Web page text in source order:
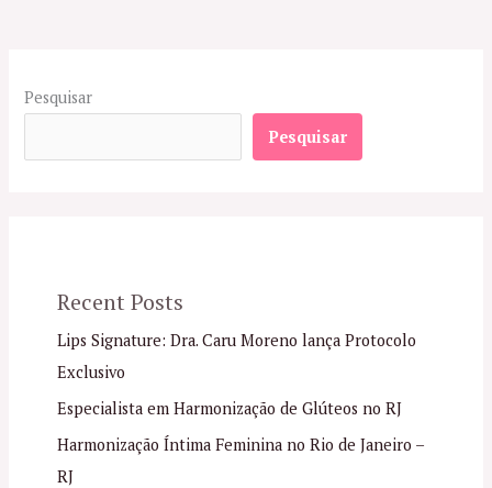
Pesquisar
Pesquisar
Recent Posts
Lips Signature: Dra. Caru Moreno lança Protocolo
Exclusivo
Especialista em Harmonização de Glúteos no RJ
Harmonização Íntima Feminina no Rio de Janeiro –
RJ